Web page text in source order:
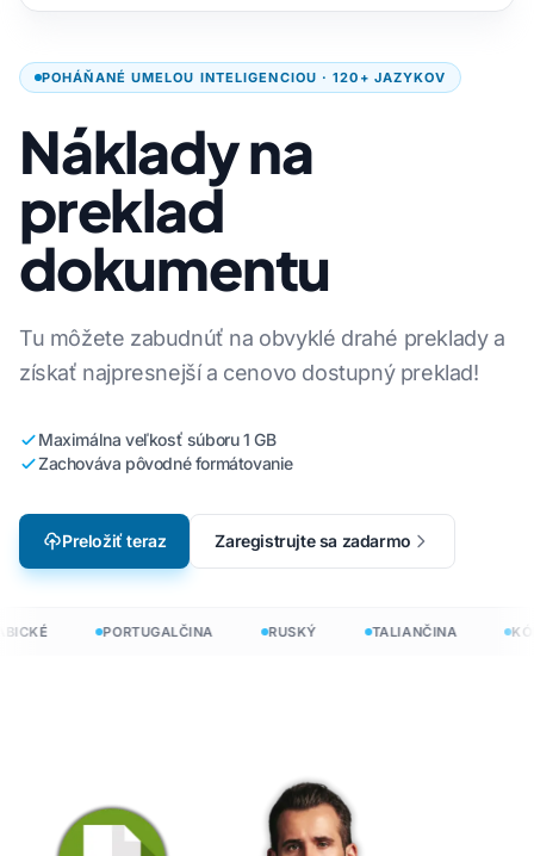
POHÁŇANÉ UMELOU INTELIGENCIOU · 120+ JAZYKOV
Náklady na
preklad
dokumentu
Tu môžete zabudnúť na obvyklé drahé preklady a
získať najpresnejší a cenovo dostupný preklad!
Maximálna veľkosť súboru 1 GB
Zachováva pôvodné formátovanie
Preložiť teraz Zaregistrujte sa zadarmo
PORTUGALČINA RUSKÝ TALIANČINA